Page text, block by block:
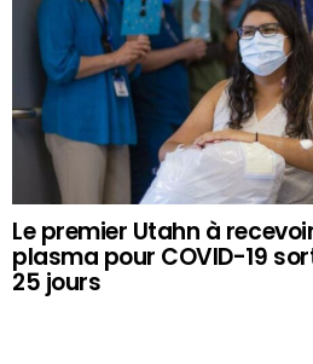
Le premier Utahn à
plasma pour COVID-19
25 jours